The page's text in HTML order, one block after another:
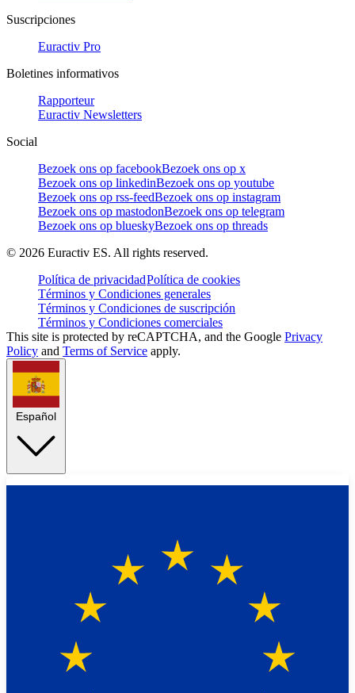
Suscripciones
Euractiv Pro
Boletines informativos
Rapporteur
Euractiv Newsletters
Social
Bezoek ons op facebookBezoek ons op x
Bezoek ons op linkedinBezoek ons op youtube
Bezoek ons op rss-feedBezoek ons op instagram
Bezoek ons op mastodonBezoek ons op telegram
Bezoek ons op blueskyBezoek ons op threads
© 2026 Euractiv ES. All rights reserved.
Política de privacidadPolítica de cookies
Términos y Condiciones generales
Términos y Condiciones de suscripción
Términos y Condiciones comerciales
This site is protected by reCAPTCHA, and the Google Privacy
Policy and Terms of Service apply.
Español